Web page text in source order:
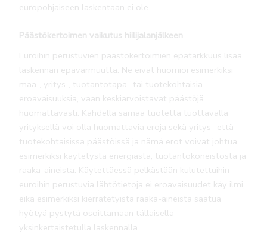
europohjaiseen laskentaan ei ole.
Päästökertoimen vaikutus hiilijalanjälkeen
Euroihin perustuvien päästökertoimien epätarkkuus lisää
laskennan epävarmuutta. Ne eivät huomioi esimerkiksi
maa-, yritys-, tuotantotapa- tai tuotekohtaisia
eroavaisuuksia, vaan keskiarvoistavat päästöjä
huomattavasti. Kahdella samaa tuotetta tuottavalla
yrityksellä voi olla huomattavia eroja sekä yritys- että
tuotekohtaisissa päästöissä ja nämä erot voivat johtua
esimerkiksi käytetystä energiasta, tuotantokoneistosta ja
raaka-aineista. Käytettäessä pelkästään kulutettuihin
euroihin perustuvia lähtötietoja ei eroavaisuudet käy ilmi,
eikä esimerkiksi kierrätetyistä raaka-aineista saatua
hyötyä pystytä osoittamaan tällaisella
yksinkertaistetulla laskennalla.